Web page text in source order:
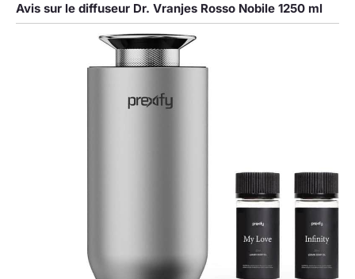
Avis sur le diffuseur Dr. Vranjes Rosso Nobile 1250 ml